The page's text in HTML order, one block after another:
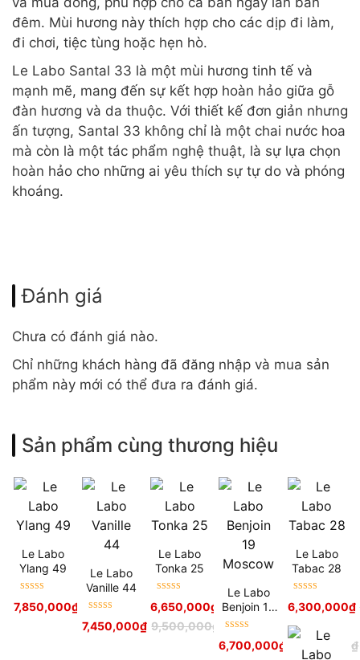
đêm. Mùi hương này thích hợp cho các dịp đi làm,
đi chơi, tiệc tùng hoặc hẹn hò.
Le Labo Santal 33 là một mùi hương tinh tế và
mạnh mẽ, mang đến sự kết hợp hoàn hảo giữa gỗ
đàn hương và da thuộc. Với thiết kế đơn giản nhưng
ấn tượng, Santal 33 không chỉ là một chai nước hoa
mà còn là một tác phẩm nghệ thuật, là sự lựa chọn
hoàn hảo cho những ai yêu thích sự tự do và phóng
khoáng.
Đánh giá
Chưa có đánh giá nào.
Chỉ những khách hàng đã đăng nhập và mua sản
phẩm này mới có thể đưa ra đánh giá.
Sản phẩm cùng thương hiệu
Le Labo
Ylang 49
hạng5sao 9,500,000 ₫
7,850,000₫
Le Labo
Vanille 44
hạng5sao 9,500,000₫
7,450,000₫
Le Labo
Tonka 25
hạng5sao 8,900,000 ₫
6,650,000₫
Le Labo
Benjoin 19
Moscow
hạng5sao 8,900,000₫
6,700,000₫
Le Labo
Tabac 28
hạng5sao
6,300,000₫